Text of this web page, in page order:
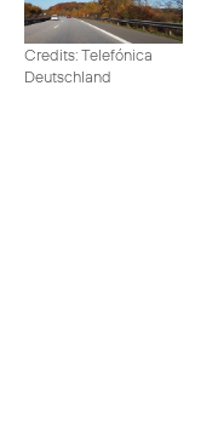
Credits: Telefónica
Deutschland